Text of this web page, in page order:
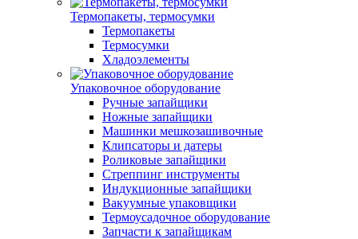
Термопакеты, термосумки
Термопакеты
Термосумки
Хладоэлементы
Упаковочное оборудование
Ручные запайщики
Ножные запайщики
Машинки мешкозашивочные
Клипсаторы и датеры
Роликовые запайщики
Стреппинг инструменты
Индукционные запайщики
Вакуумные упаковщики
Термоусадочное оборудование
Запчасти к запайщикам